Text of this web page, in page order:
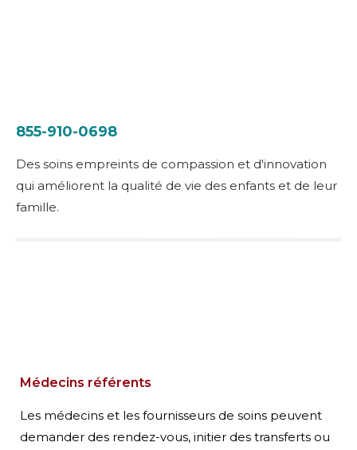
855-910-0698
Des soins empreints de compassion et d'innovation
qui améliorent la qualité de vie des enfants et de leur
famille.
Médecins référents
Les médecins et les fournisseurs de soins peuvent
demander des rendez-vous, initier des transferts ou